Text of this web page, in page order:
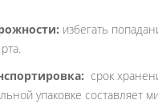
избегать
срок
упаковке составляет